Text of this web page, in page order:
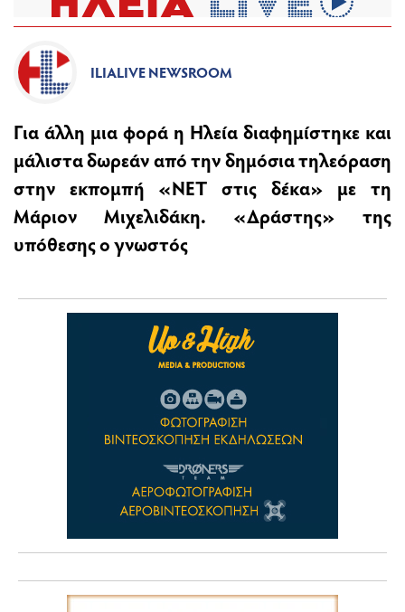
ILIALIVE NEWSROOM
Για άλλη μια φορά η Ηλεία διαφημίστηκε και
μάλιστα δωρεάν από την δημόσια τηλεόραση
στην εκπομπή «ΝΕΤ στις δέκα» με τη
Μάριον Μιχελιδάκη. «Δράστης» της
υπόθεσης ο γνωστός